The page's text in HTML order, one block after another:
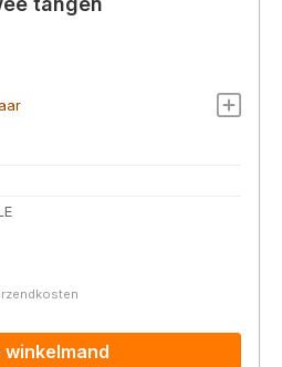
winkelmand